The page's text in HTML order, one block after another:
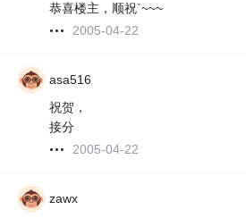
恭喜楼主，顺祝`~~~
2005-04-22
asa516
祝贺，
接分
2005-04-22
zawx